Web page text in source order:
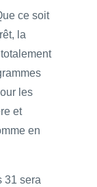
ce soit
la
les
et
en
31 sera